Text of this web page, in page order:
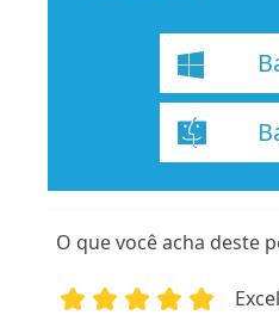
O que você acha deste